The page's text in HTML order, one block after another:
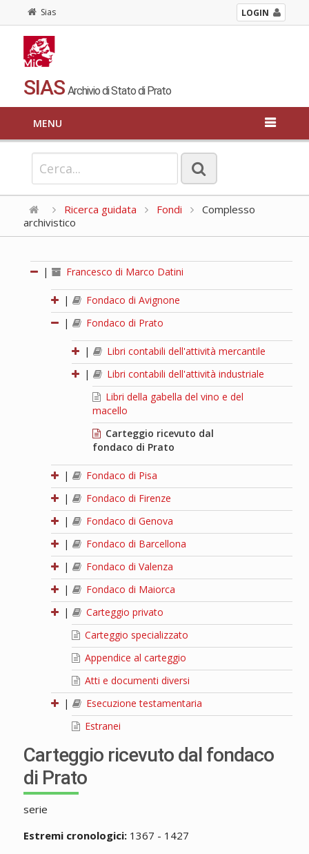
Sias LOGIN
SIAS Archivio di Stato di Prato
MENU
Ricerca guidata Fondi
Complesso
archivistico
| Francesco di Marco Datini
|
Fondaco di Avignone
|
Fondaco di Prato
|
Libri contabili dell'attività mercantile
|
Libri contabili dell'attività industriale
Libri della gabella del vino e del
macello
Carteggio ricevuto dal
fondaco di Prato
|
Fondaco di Pisa
|
Fondaco di Firenze
|
Fondaco di Genova
|
Fondaco di Barcellona
|
Fondaco di Valenza
|
Fondaco di Maiorca
|
Carteggio privato
Carteggio specializzato
Appendice al carteggio
Atti e documenti diversi
|
Esecuzione testamentaria
Estranei
Carteggio ricevuto dal fondaco
di Prato
serie
Estremi cronologici:1367 - 1427